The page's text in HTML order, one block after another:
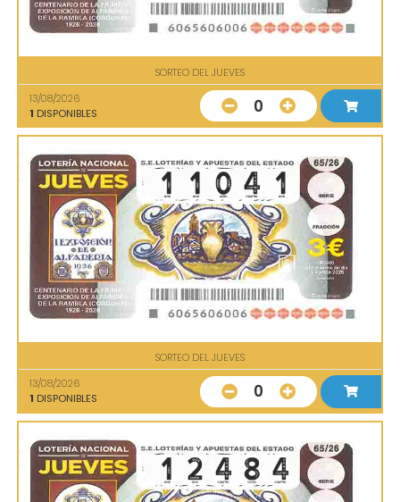
SORTEO DEL JUEVES
13/08/2026
1 DISPONIBLES 0
SORTEO DEL JUEVES
13/08/2026
1 DISPONIBLES 0